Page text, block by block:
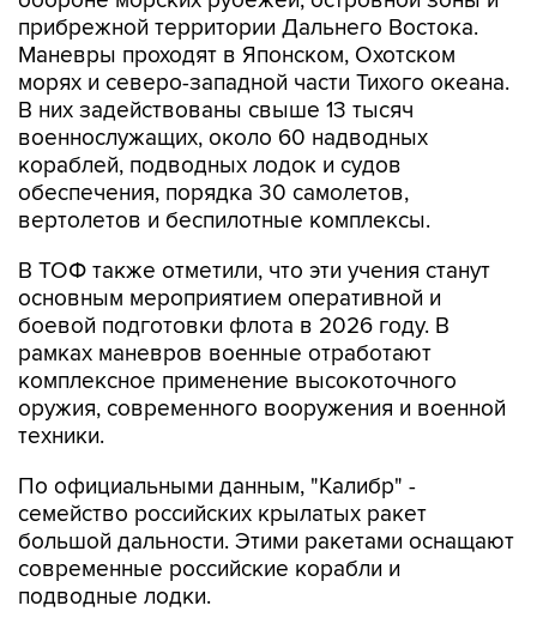
морях и северо-западной части Тихого океана.
В них задействованы свыше 13 тысяч
военнослужащих, около 60 надводных
кораблей, подводных лодок и судов
обеспечения, порядка 30 самолетов,
вертолетов и беспилотные комплексы.
В ТОФ также отметили, что эти учения станут
боевой подготовки флота в 2026 году. В
рамках маневров военные отработают
комплексное применение высокоточного
оружия, современного вооружения и военной
техники.
По официальными данным, "Калибр" -
большой дальности. Этими ракетами оснащают
современные российские корабли и
подводные лодки.
Корвет "Гремящий" - головной корабль